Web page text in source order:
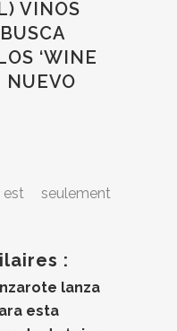
VINOS
‘WINE
NUEVO
seulement
:
lanza
esta